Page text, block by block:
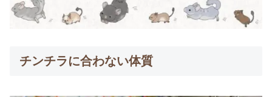
チンチラに合わない体質